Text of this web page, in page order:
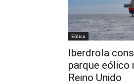
Eólica
Iberdrola
parque eólico
Reino Unido